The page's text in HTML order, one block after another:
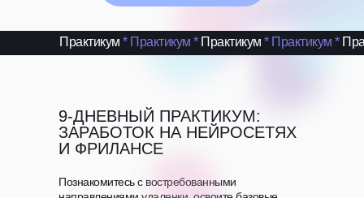
Практикум * Практикум *Практикум * Практикум *
9-ДНЕВНЫЙ ПРАКТИКУМ:
ЗАРАБОТОК НА НЕЙРОСЕТЯХ
И ФРИЛАНСЕ
Познакомитесь с востребованными